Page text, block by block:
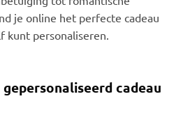
je online het perfecte cadeau
kunt personaliseren.
cadeau